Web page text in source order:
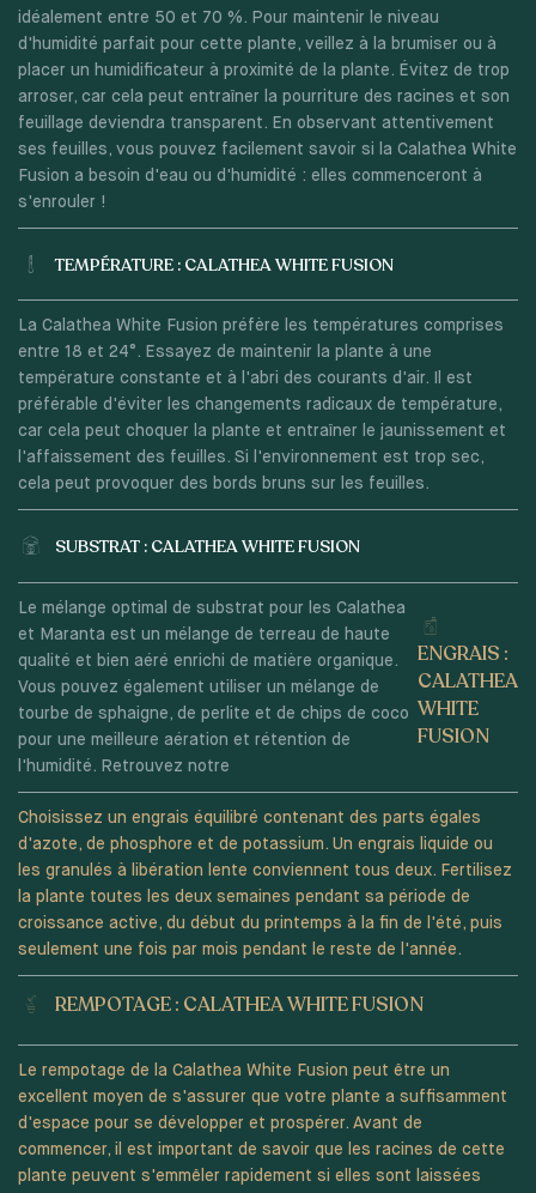
idéalement entre 50 et 70 %. Pour maintenir le niveau
d'humidité parfait pour cette plante, veillez à la brumiser ou à
placer un humidificateur à proximité de la plante. Évitez de trop
arroser, car cela peut entraîner la pourriture des racines et son
feuillage deviendra transparent. En observant attentivement
ses feuilles, vous pouvez facilement savoir si la Calathea White
Fusion a besoin d'eau ou d'humidité : elles commenceront à
s'enrouler !
TEMPÉRATURE : CALATHEA WHITE FUSION
La Calathea White Fusion préfère les températures comprises
entre 18 et 24°. Essayez de maintenir la plante à une
température constante et à l'abri des courants d'air. Il est
préférable d'éviter les changements radicaux de température,
car cela peut choquer la plante et entraîner le jaunissement et
l'affaissement des feuilles. Si l'environnement est trop sec,
cela peut provoquer des bords bruns sur les feuilles.
SUBSTRAT : CALATHEA WHITE FUSION
Le mélange optimal de substrat pour les Calathea
et Maranta est un mélange de terreau de haute
qualité et bien aéré enrichi de matière organique.
Vous pouvez également utiliser un mélange de
tourbe de sphaigne, de perlite et de chips de coco
pour une meilleure aération et rétention de
l'humidité. Retrouvez notre
ENGRAIS :
CALATHEA
WHITE
FUSION
Choisissez un engrais équilibré contenant des parts égales
d'azote, de phosphore et de potassium. Un engrais liquide ou
les granulés à libération lente conviennent tous deux. Fertilisez
la plante toutes les deux semaines pendant sa période de
croissance active, du début du printemps à la fin de l'été, puis
seulement une fois par mois pendant le reste de l'année.
REMPOTAGE : CALATHEA WHITE FUSION
Le rempotage de la Calathea White Fusion peut être un
excellent moyen de s'assurer que votre plante a suffisamment
d'espace pour se développer et prospérer. Avant de
commencer, il est important de savoir que les racines de cette
plante peuvent s'emmêler rapidement si elles sont laissées